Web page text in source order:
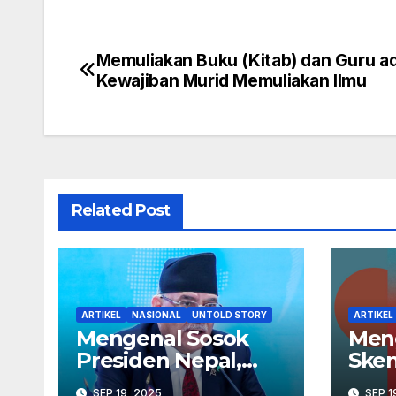
Navigasi
Memuliakan Buku (Kitab) dan Guru
Kewajiban Murid Memuliakan Ilmu
Related Post
ARTIKEL NASIONAL UNTOLD STORY
Mengenal Sosok
Presiden Nepal,
Ram Chandra
SEP 19, 2025
ARTIKEL
SEP